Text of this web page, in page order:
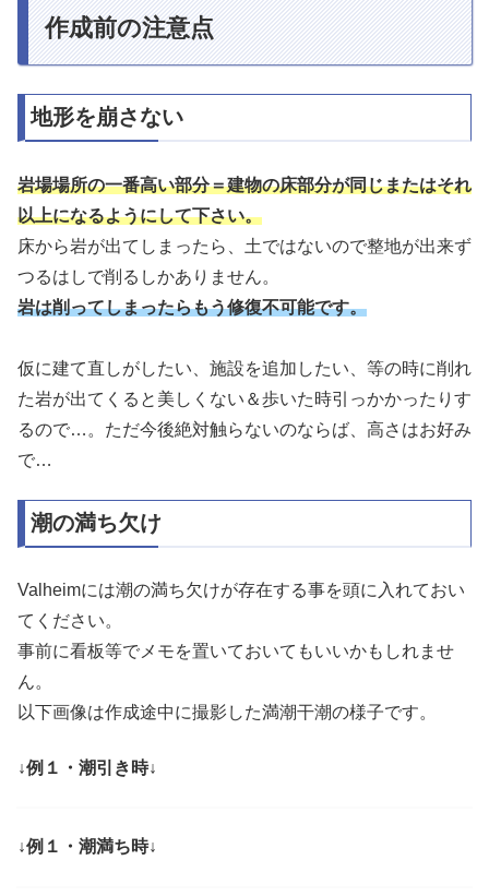
作成前の注意点
地形を崩さない
岩場場所の一番高い部分＝建物の床部分が同じまたはそれ
以上になるようにして下さい。
床から岩が出てしまったら、土ではないので整地が出来ず
つるはしで削るしかありません。
岩は削ってしまったらもう修復不可能です。
仮に建て直しがしたい、施設を追加したい、等の時に削れ
た岩が出てくると美しくない＆歩いた時引っかかったりす
るので…。ただ今後絶対触らないのならば、高さはお好み
で…
潮の満ち欠け
Valheimには潮の満ち欠けが存在する事を頭に入れておい
てください。
事前に看板等でメモを置いておいてもいいかもしれませ
ん。
以下画像は作成途中に撮影した満潮干潮の様子です。
↓例１・潮引き時↓
↓例１・潮満ち時↓